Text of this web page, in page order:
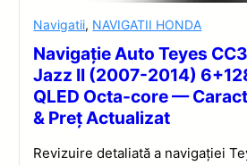
Navigatii, NAVIGATII HONDA
Navigație Auto Teyes
Jazz II (2007-2014)
QLED Octa-core —
& Preț Actualizat
Revizuire detaliată a navigației